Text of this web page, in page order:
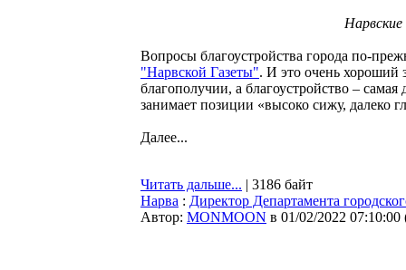
Вопросы благоустройства города по-
"Нарвской Газеты". И это очень хороший
благополучии, а благоустройство –
занимает позиции «высоко сижу, далеко
Далее...
Читать дальше... | 3186 байт
Нарва : Директор Департамента
Автор: MONMOON в 01/02/2022 07:10:00